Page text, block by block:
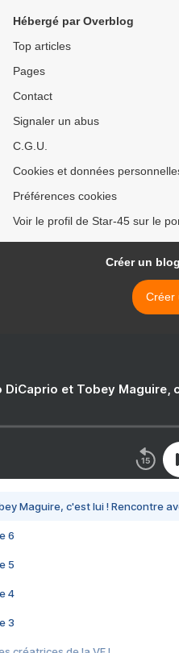
Hébergé par Overblog
Top articles
Pages
Contact
Signaler un abus
C.G.U.
Cookies et données
Préférences cookies
Voir le profil de Star-45 sur le
Créer un
Créer
DiCaprio et Tobey
Maguire, c'est lui ! Rencontre
6
5
4
3